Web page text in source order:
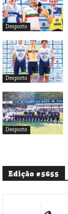
Desporto
Desporto
Desporto
Edição #5655